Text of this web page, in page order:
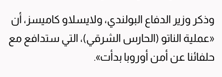
وذكر وزير الدفاع البولندي، ولايسلاو كاميسز، أن
«عملية الناتو (الحارس الشرقي)، التي ستدافع مع
حلفائنا عن أمن أوروبا بدأت».